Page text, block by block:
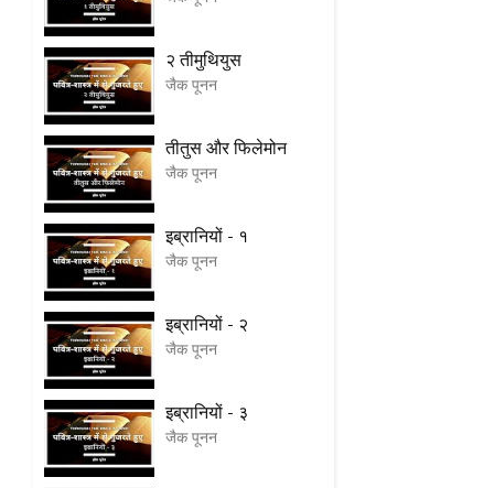
२ तीमुथियुस
जैक पूनन
तीतुस और फिलेमोन
जैक पूनन
इब्रानियों - १
जैक पूनन
इब्रानियों - २
जैक पूनन
इब्रानियों - ३
जैक पूनन